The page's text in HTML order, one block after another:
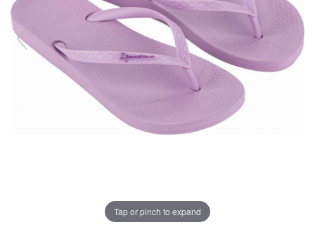
Tap or pinch to expand